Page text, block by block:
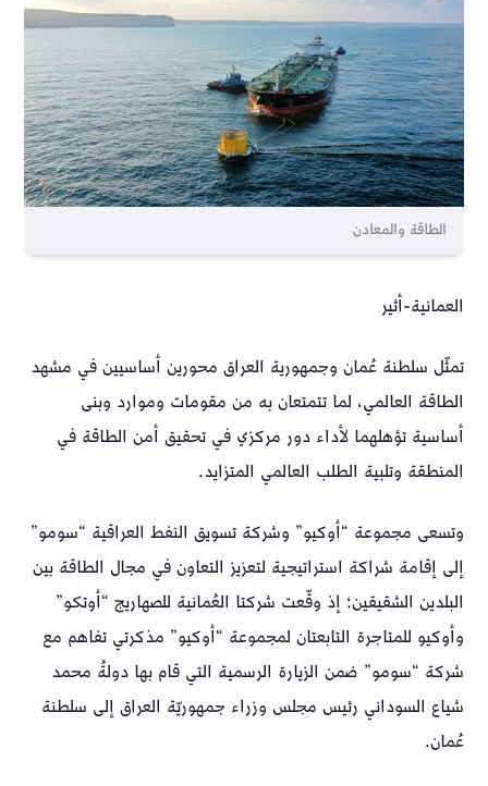
الطاقة والمعادن
العمانية-أثير
تمثّل سلطنة عُمان وجمهورية العراق محورين أساسيين في مشهد
الطاقة العالمي، لما تتمتعان به من مقومات وموارد وبنى
أساسية تؤهلهما لأداء دور مركزي في تحقيق أمن الطاقة في
المنطقة وتلبية الطلب العالمي المتزايد.
وتسعى مجموعة “أوكيو” وشركة تسويق النفط العراقية “سومو”
إلى إقامة شراكة استراتيجية لتعزيز التعاون في مجال الطاقة بين
البلدين الشقيقين؛ إذ وقّعت شركتا العُمانية للصهاريج “أوتكو”
وأوكيو للمتاجرة التابعتان لمجموعة “أوكيو” مذكرتي تفاهم مع
شركة “سومو” ضمن الزيارة الرسمية التي قام بها دولةُ محمد
شياع السوداني رئيس مجلس وزراء جمهوريّة العراق إلى سلطنة
عُمان.